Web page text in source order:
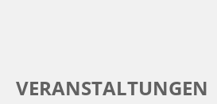
VERANSTALTUNGEN